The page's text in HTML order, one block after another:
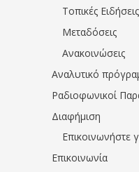
Τοπικές Ειδήσεις
Μεταδόσεις
Ανακοινώσεις
Αναλυτικό
Ραδιοφωνικοί
Διαφήμιση
Επικοινωνήστε
Επικοινωνία